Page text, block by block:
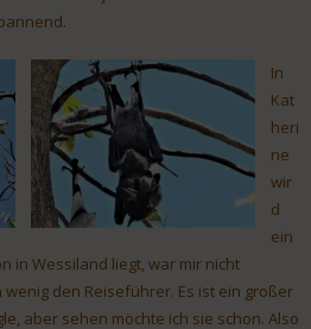
In
Kat
heri
ne
wir
d
ein
in Wessiland liegt, war mir nicht
den Reiseführer. Es ist ein großer
aber sehen möchte ich sie schon. Also